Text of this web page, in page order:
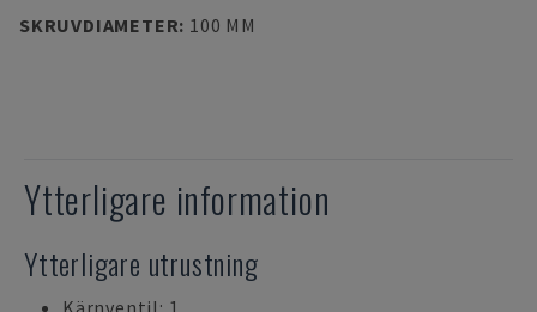
SKRUVDIAMETER: 100 MM
Ytterligare information
Ytterligare utrustning
Kärnventil: 1